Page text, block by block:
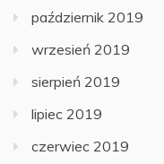
październik 2019
wrzesień 2019
sierpień 2019
lipiec 2019
czerwiec 2019